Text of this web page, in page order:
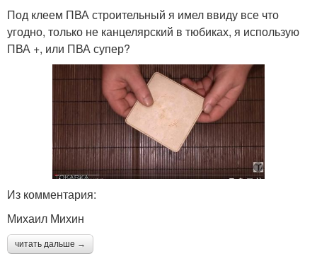
Под клеем ПВА строительный я имел ввиду все что
угодно, только не канцелярский в тюбиках, я использую
ПВА +, или ПВА супер?
Из комментария:
Михаил Михин
читать дальше →